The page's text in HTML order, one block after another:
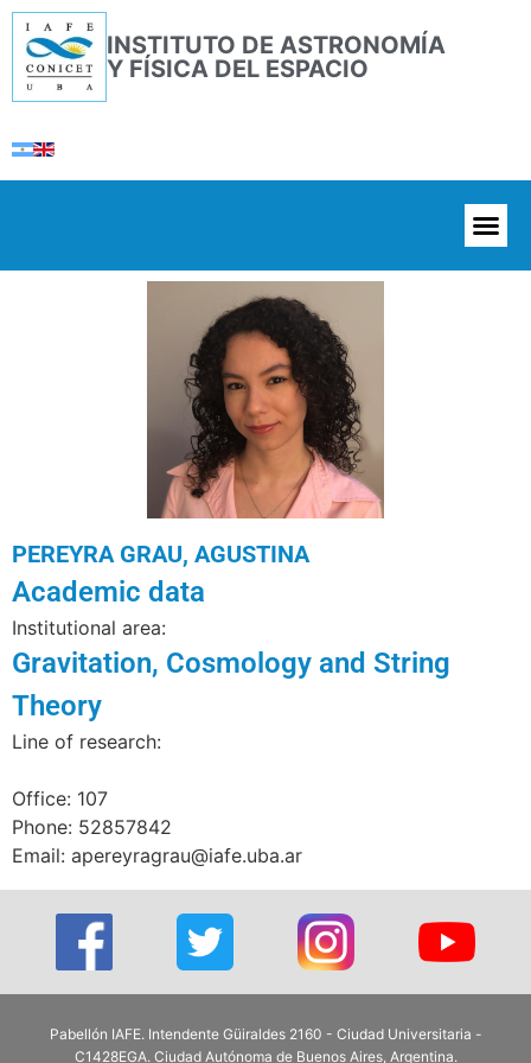
INSTITUTO DE ASTRONOMÍA
Y FÍSICA DEL ESPACIO
PEREYRA GRAU, AGUSTINA
Academic data
Institutional area:
Gravitation, Cosmology and String
Theory
Line of research:
Office: 107
Phone: 52857842
Email: apereyragrau@iafe.uba.ar
Pabellón IAFE. Intendente Güiraldes 2160 - Ciudad Universitaria -
C1428EGA. Ciudad Autónoma de Buenos Aires, Argentina.